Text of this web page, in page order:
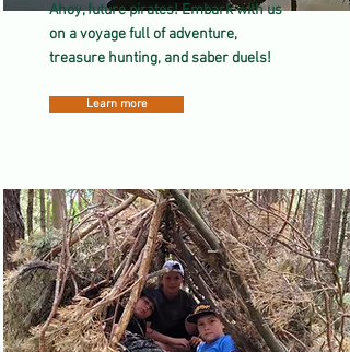
Ahoy, future pirates! Embark with us
on a voyage full of adventure,
treasure hunting, and saber duels!
Learn more